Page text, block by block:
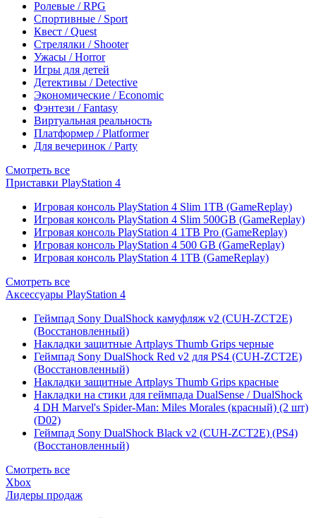
Ролевые / RPG
Спортивные / Sport
Квест / Quest
Стрелялки / Shooter
Ужасы / Horror
Игры для детей
Детективы / Detective
Экономические / Economic
Фэнтези / Fantasy
Виртуальная реальность
Платформер / Platformer
Для вечеринок / Party
Смотреть все
Приставки PlayStation 4
Игровая консоль PlayStation 4 Slim 1TB (GameReplay)
Игровая консоль PlayStation 4 Slim 500GB (GameReplay)
Игровая консоль PlayStation 4 1TB Pro (GameReplay)
Игровая консоль PlayStation 4 500 GB (GameReplay)
Игровая консоль PlayStation 4 1TB (GameReplay)
Смотреть все
Аксессуары PlayStation 4
Геймпад Sony DualShock камуфляж v2 (CUH-ZCT2E)
(Восстановленный)
Накладки защитные Artplays Thumb Grips черные
Геймпад Sony DualShock Red v2 для PS4 (CUH-ZCT2E)
(Восстановленный)
Накладки защитные Artplays Thumb Grips красные
Накладки на стики для геймпада DualSense / DualShock
4 DH Marvel's Spider-Man: Miles Morales (красный) (2 шт)
(D02)
Геймпад Sony DualShock Black v2 (CUH-ZCT2E) (PS4)
(Восстановленный)
Смотреть все
Xbox
Лидеры продаж